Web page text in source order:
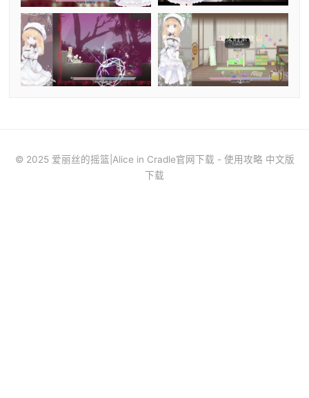
© 2025 爱丽丝的摇篮|Alice in Cradle官网下载 - 使用攻略 中文版
下载